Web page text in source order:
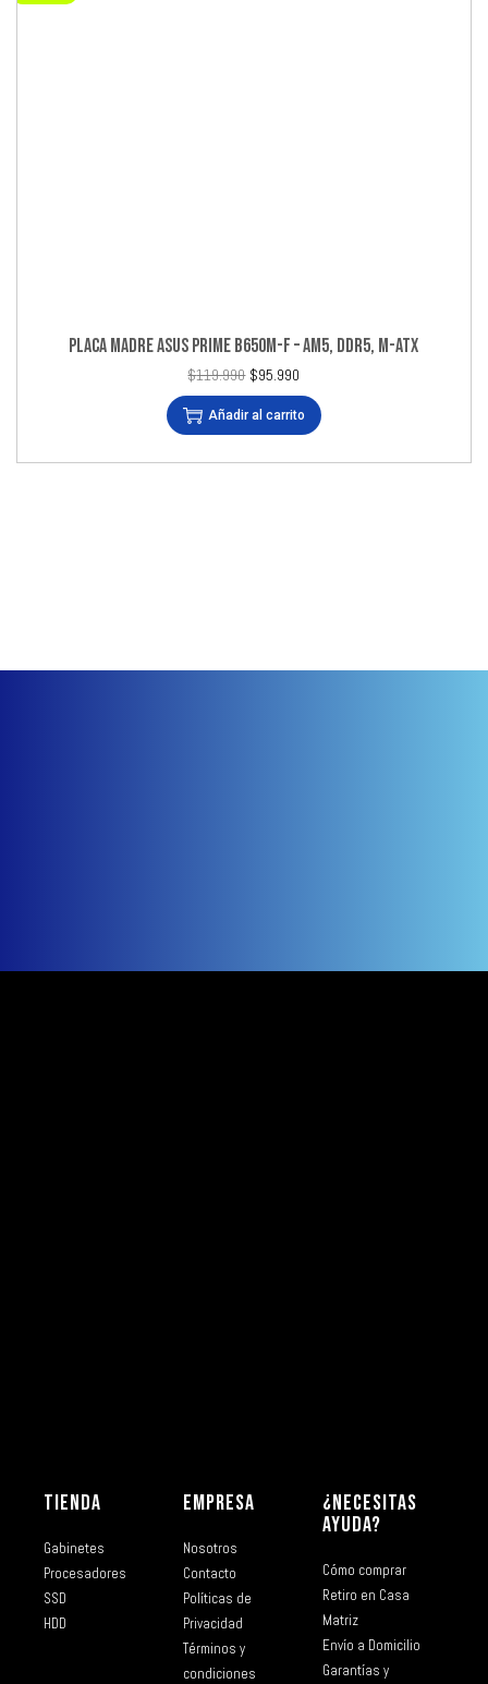
PLACA MADRE ASUS PRIME B650M-F – AM5, DDR5, M-ATX
$119.990 $95.990
Añadir al carrito
TIENDA
Gabinetes
Procesadores
SSD
HDD
EMPRESA
Nosotros
Contacto
Políticas de
Privacidad
Términos y
condiciones
¿NECESITAS
AYUDA?
Cómo comprar
Retiro en Casa
Matriz
Envío a Domicilio
Garantías y